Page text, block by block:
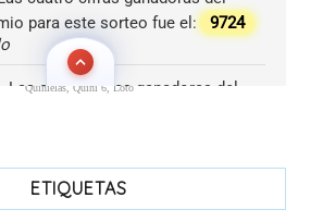
Quinielas, Quini 6, Loto
ETIQUETAS